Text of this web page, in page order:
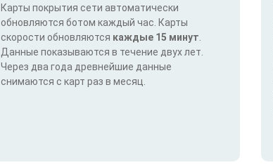
Карты покрытия сети автоматически
обновляются ботом каждый час. Карты
скорости обновляются каждые 15 минут
Данные показываются в течение двух лет.
Через два года древнейшие данные
снимаются с карт раз в месяц.